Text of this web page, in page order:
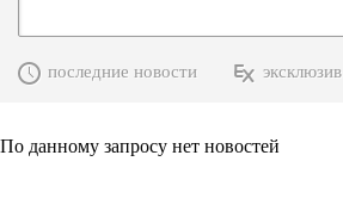
последние новости эксклюзив
По данному запросу нет новостей